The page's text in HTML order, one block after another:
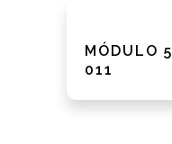
MÓDULO
011